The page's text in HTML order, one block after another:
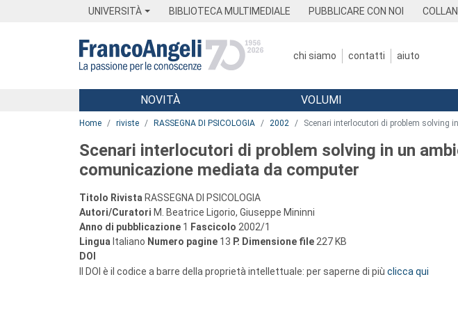
UNIVERSITÀ BIBLIOTECA MULTIMEDIALE PUBBLICARE CON NOI
chi siamo contatti aiuto
Menu
NOVITÀ VOLUMI
Home riviste RASSEGNA DI PSICOLOGIA 2002 Scenari interlocutori di problem solving
Scenari interlocutori di problem solving in un
comunicazione mediata da computer
Titolo Rivista RASSEGNA DI PSICOLOGIA
Autori/Curatori M. Beatrice Ligorio, Giuseppe Mininni
Anno di pubblicazione 1 Fascicolo 2002/1
Lingua Italiano Numero pagine 13 P. Dimensione file 227 KB
DOI
Il DOI è il codice a barre della proprietà intellettuale: per saperne di più clicca qui